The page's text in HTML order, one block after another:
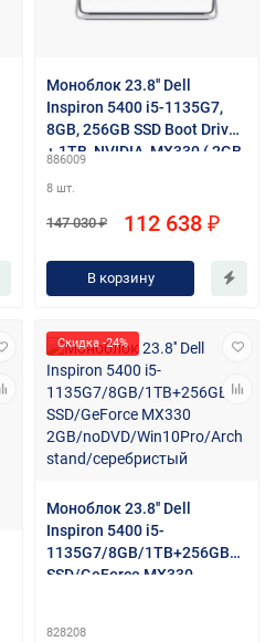
Моноблок 23.8'' Dell
Inspiron 5400 i5-1135G7,
8GB, 256GB SSD Boot Drive
+ 1TB, NVIDIA MX330 ( 2GB
Silver Arch stand, Wi-Fi/BT
886009
8 шт.
147 030 ₽ 112 638 ₽
В корзину
Скидка -24%
Моноблок 23.8'' Dell
Inspiron 5400 i5-
1135G7/8GB/1TB+256GB
SSD/GeForce MX330
828208